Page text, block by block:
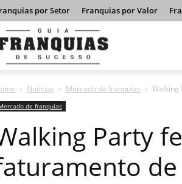
por Setor Franquias por Valor
Franquias
de
Notícias Mercado de franquias Walking
de franquias
Party
de